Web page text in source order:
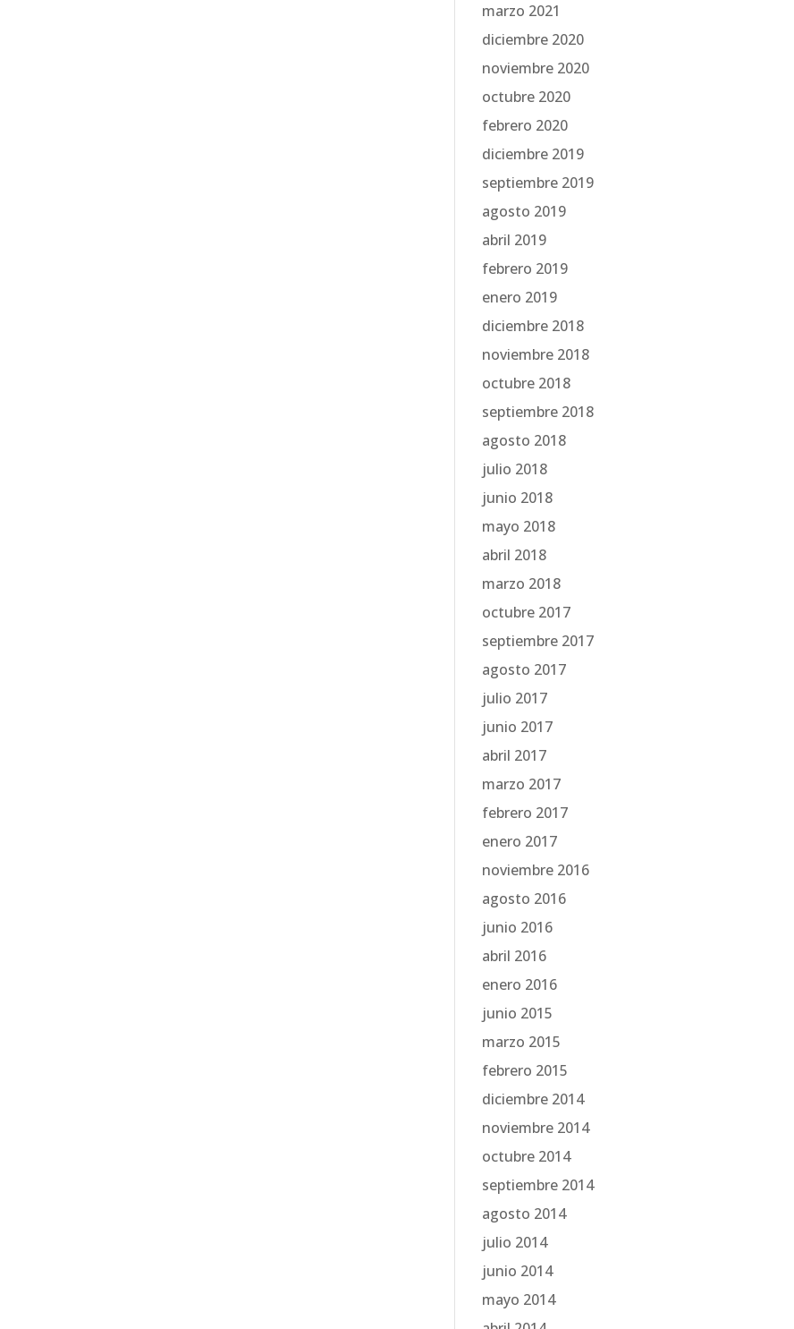
marzo 2021
diciembre 2020
noviembre 2020
octubre 2020
febrero 2020
diciembre 2019
septiembre 2019
agosto 2019
abril 2019
febrero 2019
enero 2019
diciembre 2018
noviembre 2018
octubre 2018
septiembre 2018
agosto 2018
julio 2018
junio 2018
mayo 2018
abril 2018
marzo 2018
octubre 2017
septiembre 2017
agosto 2017
julio 2017
junio 2017
abril 2017
marzo 2017
febrero 2017
enero 2017
noviembre 2016
agosto 2016
junio 2016
abril 2016
enero 2016
junio 2015
marzo 2015
febrero 2015
diciembre 2014
noviembre 2014
octubre 2014
septiembre 2014
agosto 2014
julio 2014
junio 2014
mayo 2014